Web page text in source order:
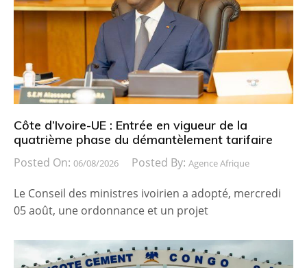
Côte d’Ivoire-UE : Entrée en vigueur de la
quatrième phase du démantèlement tarifaire
Posted On: 06/08/2026 Posted By: Agence Afrique
Le Conseil des ministres ivoirien a adopté, mercredi
05 août, une ordonnance et un projet